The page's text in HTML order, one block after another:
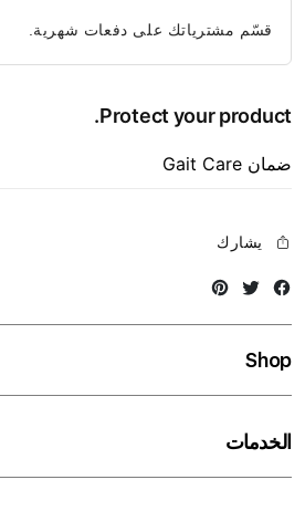
قسّم مشترياتك على دفعات شهرية.
Protect your product.
ضمان Gait Care
يشارك
Facebook
Twitter
Shop
الخدمات